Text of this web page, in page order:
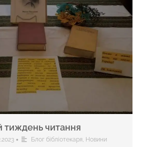
тиждень читання
• Блог бібліотекаря, Новини